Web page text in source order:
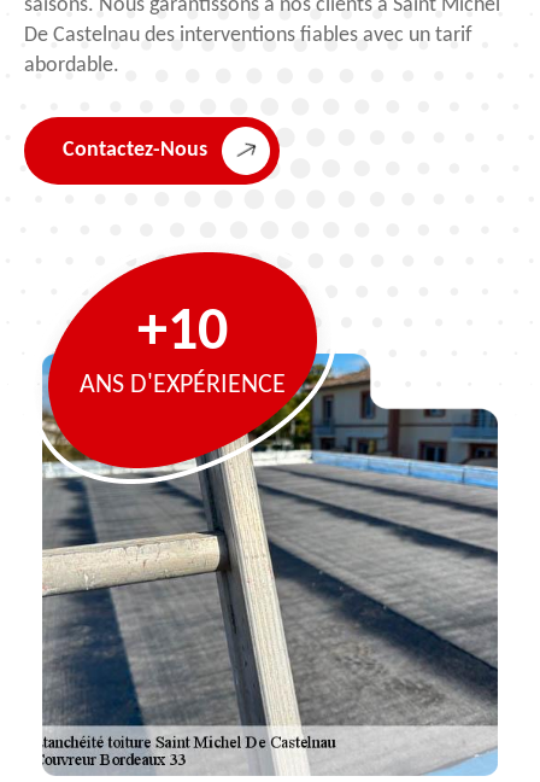
saisons. Nous garantissons à nos clients à Saint Michel
De Castelnau des interventions fiables avec un tarif
abordable.
Contactez-Nous
+10
ANS D'EXPÉRIENCE